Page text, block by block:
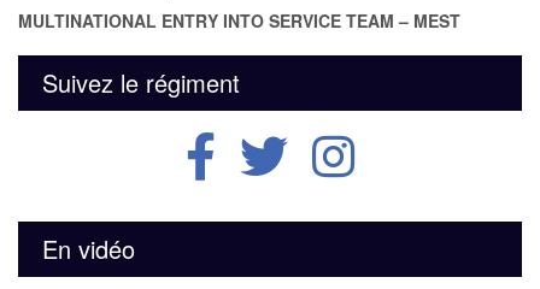
MULTINATIONAL ENTRY INTO SERVICE TEAM – MEST
Suivez le régiment
En vidéo